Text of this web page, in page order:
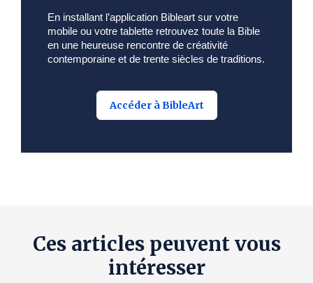
En installant l’application Bibleart sur votre
mobile ou votre tablette retrouvez toute la Bible
en une heureuse rencontre de créativité
contemporaine et de trente siècles de traditions.
Accéder à BibleArt
Ces articles peuvent vous
intéresser